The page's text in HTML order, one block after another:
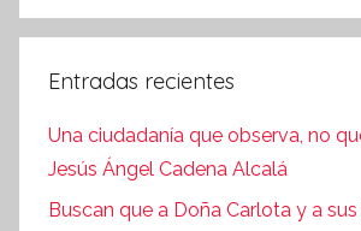
Entradas recientes
Una ciudadanía que observa, no
Jesús Ángel Cadena Alcalá
Buscan que a Doña Carlota y a sus